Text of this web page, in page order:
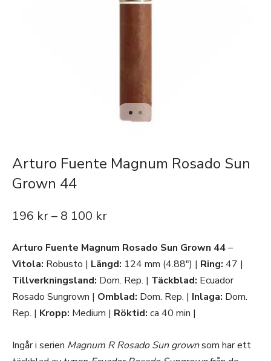
Arturo Fuente Magnum Rosado Sun
Grown 44
196 kr– 8 100 kr
Arturo Fuente Magnum Rosado Sun Grown 44–
Vitola: Robusto | Längd: 124 mm (4.88″) | Ring: 47 |
Tillverkningsland: Dom. Rep. | Täckblad: Ecuador
Rosado Sungrown | Omblad: Dom. Rep. | Inlaga: Dom.
Rep. | Kropp: Medium | Röktid: ca 40 min |
Ingår i serien Magnum R Rosado Sun grownsom har ett